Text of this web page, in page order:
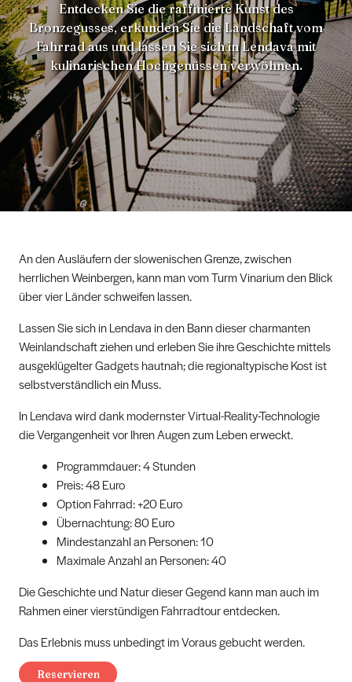
Entdecken Sie die raffinierte Kunst des
Bronzegusses, erkunden Sie die Landschaft vom
Fahrrad aus und lassen Sie sich in Lendava mit
kulinarischen Hochgenüssen verwöhnen.
An den Ausläufern der slowenischen Grenze, zwischen
herrlichen Weinbergen, kann man vom Turm Vinarium den Blick
über vier Länder schweifen lassen.
Lassen Sie sich in Lendava in den Bann dieser charmanten
Weinlandschaft ziehen und erleben Sie ihre Geschichte mittels
ausgeklügelter Gadgets hautnah; die regionaltypische Kost ist
selbstverständlich ein Muss.
In Lendava wird dank modernster Virtual-Reality-Technologie
die Vergangenheit vor Ihren Augen zum Leben erweckt.
Programmdauer: 4 Stunden
Preis: 48 Euro
Option Fahrrad: +20 Euro
Übernachtung: 80 Euro
Mindestanzahl an Personen: 10
Maximale Anzahl an Personen: 40
Die Geschichte und Natur dieser Gegend kann man auch im
Rahmen einer vierstündigen Fahrradtour entdecken.
Das Erlebnis muss unbedingt im Voraus gebucht werden.
Reservieren